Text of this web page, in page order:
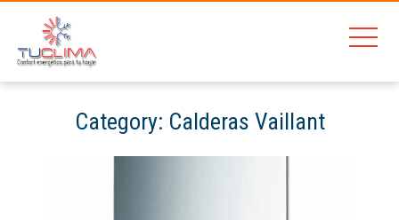
Category: Calderas Vaillant